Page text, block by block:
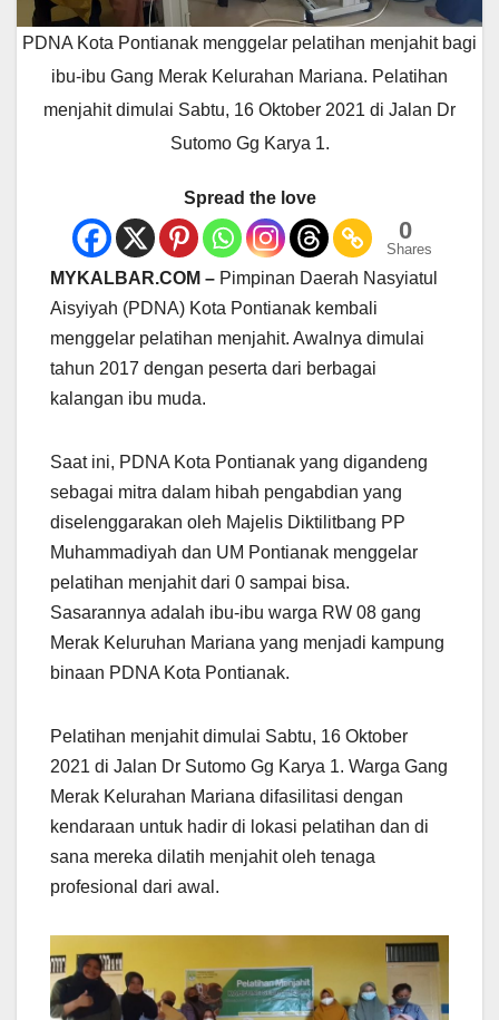
PDNA Kota Pontianak menggelar pelatihan menjahit bagi
ibu-ibu Gang Merak Kelurahan Mariana. Pelatihan
menjahit dimulai Sabtu, 16 Oktober 2021 di Jalan Dr
Sutomo Gg Karya 1.
Spread the love
0
Shares
MYKALBAR.COM – Pimpinan Daerah Nasyiatul
Aisyiyah (PDNA) Kota Pontianak kembali
menggelar pelatihan menjahit. Awalnya dimulai
tahun 2017 dengan peserta dari berbagai
kalangan ibu muda.
Saat ini, PDNA Kota Pontianak yang digandeng
sebagai mitra dalam hibah pengabdian yang
diselenggarakan oleh Majelis Diktilitbang PP
Muhammadiyah dan UM Pontianak menggelar
pelatihan menjahit dari 0 sampai bisa.
Sasarannya adalah ibu-ibu warga RW 08 gang
Merak Keluruhan Mariana yang menjadi kampung
binaan PDNA Kota Pontianak.
Pelatihan menjahit dimulai Sabtu, 16 Oktober
2021 di Jalan Dr Sutomo Gg Karya 1. Warga Gang
Merak Kelurahan Mariana difasilitasi dengan
kendaraan untuk hadir di lokasi pelatihan dan di
sana mereka dilatih menjahit oleh tenaga
profesional dari awal.